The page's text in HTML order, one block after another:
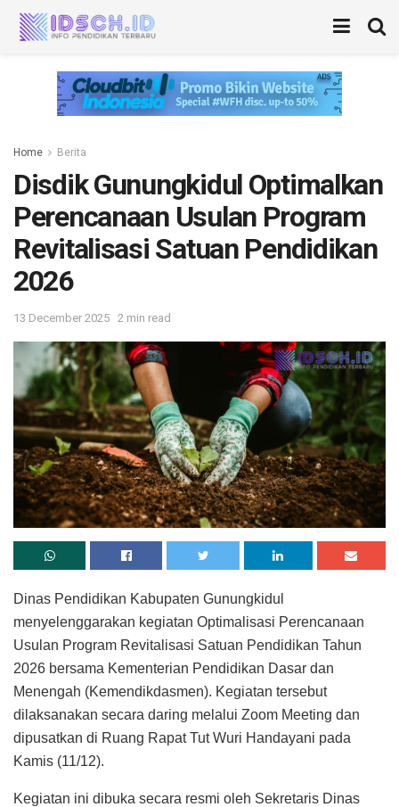
Home Berita
Disdik Gunungkidul Optimalkan
Perencanaan Usulan Program
Revitalisasi Satuan Pendidikan
2026
13 December 2025 2 min read
Dinas Pendidikan Kabupaten Gunungkidul
menyelenggarakan kegiatan Optimalisasi Perencanaan
Usulan Program Revitalisasi Satuan Pendidikan Tahun
2026 bersama Kementerian Pendidikan Dasar dan
Menengah (Kemendikdasmen). Kegiatan tersebut
dilaksanakan secara daring melalui Zoom Meeting dan
dipusatkan di Ruang Rapat Tut Wuri Handayani pada
Kamis (11/12).
Kegiatan ini dibuka secara resmi oleh Sekretaris Dinas